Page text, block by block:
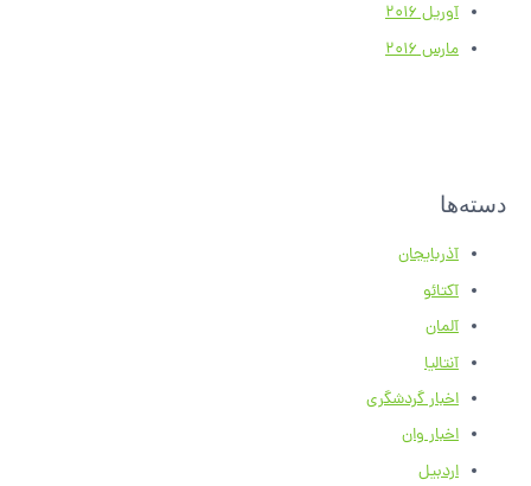
آوریل 2016
مارس 2016
دسته‌ها
آذربایجان
آکتائو
آلمان
آنتالیا
اخبار گردشگری
اخبار وان
اردبیل